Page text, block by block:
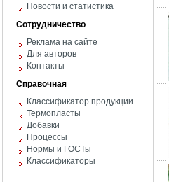
Новости и статистика
Сотрудничество
Реклама на сайте
Для авторов
Контакты
Справочная
Классификатор продукции
Термопласты
Добавки
Процессы
Нормы и ГОСТы
Классификаторы